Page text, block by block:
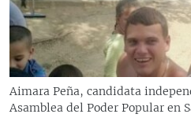
ESPECIALES
ESPECIALES
LA REALIDAD DE LA VIVIENDA
SER VIEJO EN CUBA
MULTIMEDIA
EDITORIALES
Aimara Peña, candidata
Asamblea del Poder Popular en